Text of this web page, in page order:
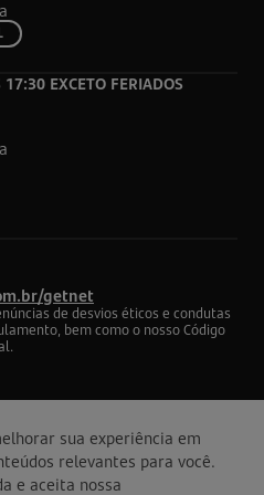
sua experiência em
relevantes para você.
e aceita nossa
Oferta
das maquininhas do mês
no faturamento do mesmo mês.
maior será o desconto aplicado.
à abertura da Get Conta,
realizado via opt-in digital.
ser usada como domicílio
vendas em até 2 dias úteis da
do cadastro.
Get Conta, ele poderá indicar
digitais da Getnet
vinculados à oferta.
da maquininha no mês
EXCETO FERIADOS
getnet
de desvios éticos e condutas
bem como o nosso Código
os direitos reservados